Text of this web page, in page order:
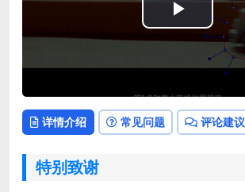
Play
Video
详情介绍 常见问题 评论建议
特别致谢